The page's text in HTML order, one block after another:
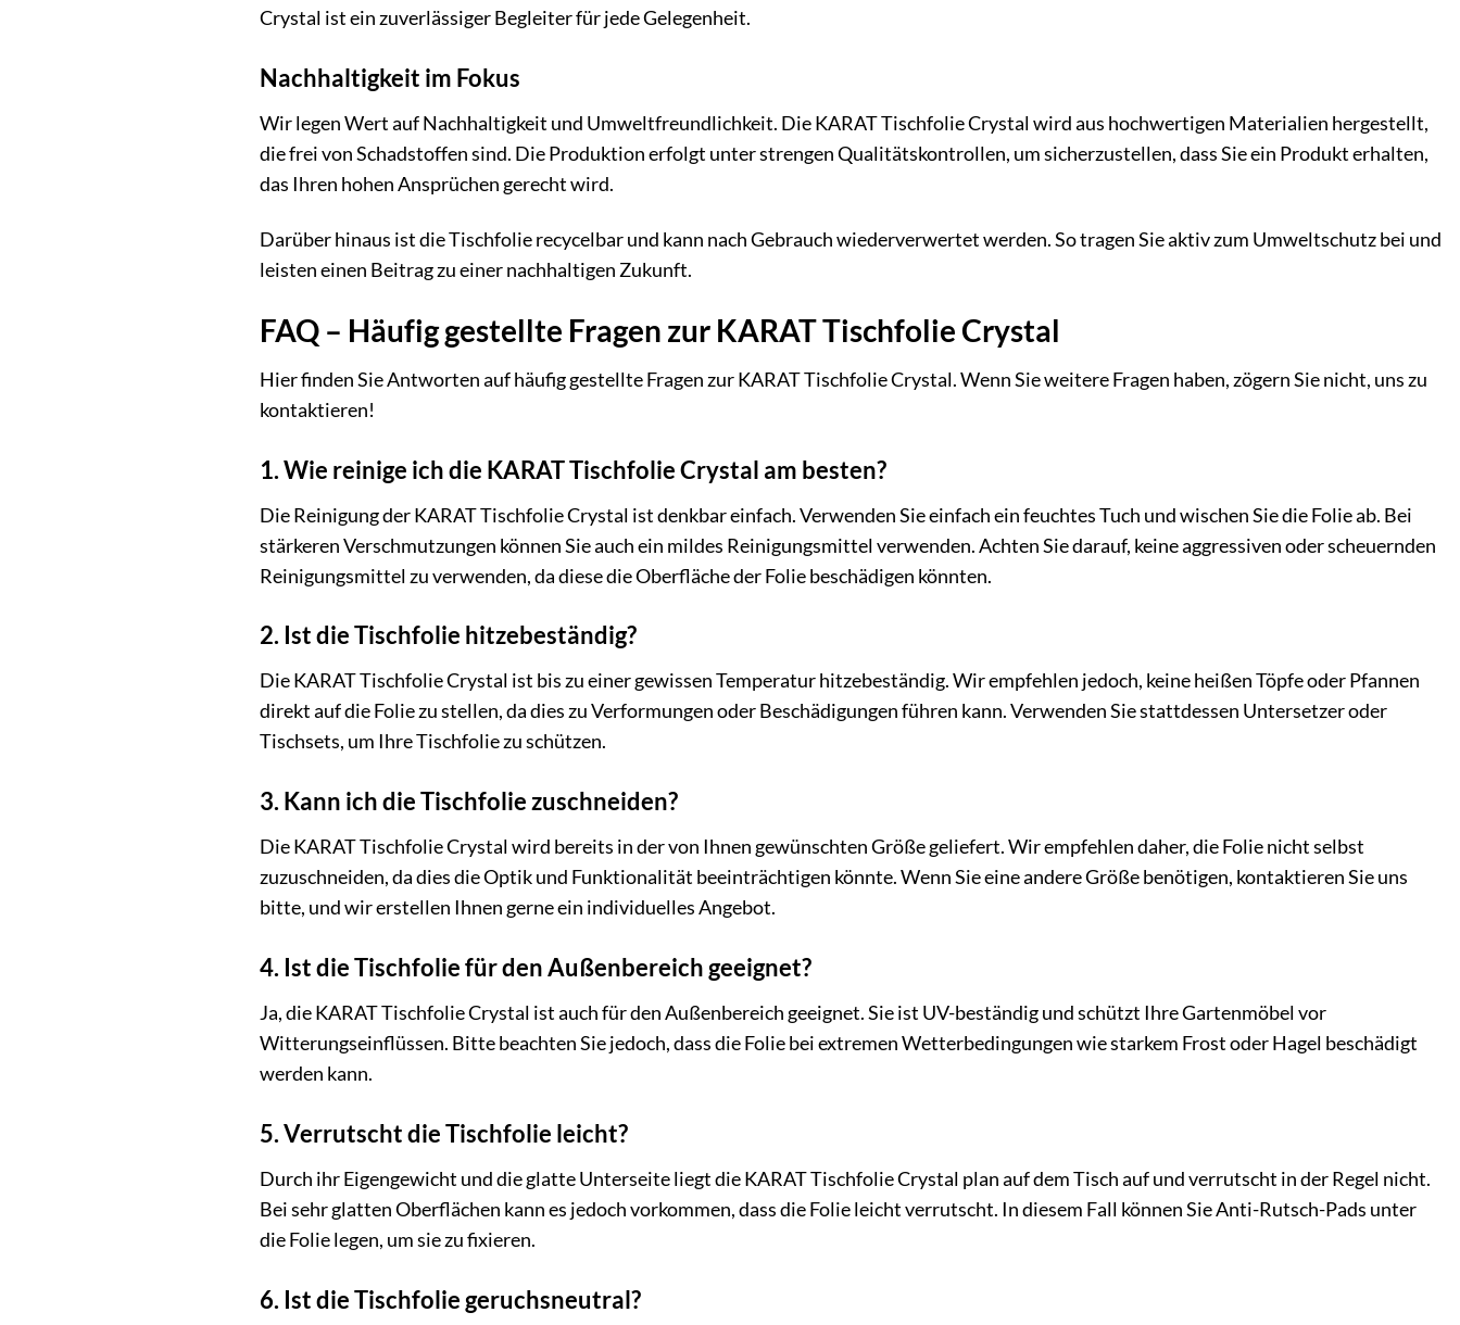
Crystal ist ein zuverlässiger Begleiter für jede Gelegenheit.
Nachhaltigkeit im Fokus
Wir legen Wert auf Nachhaltigkeit und Umweltfreundlichkeit. Die KARAT Tischfolie Crystal wird aus hochwertigen Materialien hergestellt,
die frei von Schadstoffen sind. Die Produktion erfolgt unter strengen Qualitätskontrollen, um sicherzustellen, dass Sie ein Produkt erhalten,
das Ihren hohen Ansprüchen gerecht wird.
Darüber hinaus ist die Tischfolie recycelbar und kann nach Gebrauch wiederverwertet werden. So tragen Sie aktiv zum Umweltschutz bei und
leisten einen Beitrag zu einer nachhaltigen Zukunft.
FAQ – Häufig gestellte Fragen zur KARAT Tischfolie Crystal
Hier finden Sie Antworten auf häufig gestellte Fragen zur KARAT Tischfolie Crystal. Wenn Sie weitere Fragen haben, zögern Sie nicht, uns zu
kontaktieren!
1. Wie reinige ich die KARAT Tischfolie Crystal am besten?
Die Reinigung der KARAT Tischfolie Crystal ist denkbar einfach. Verwenden Sie einfach ein feuchtes Tuch und wischen Sie die Folie ab. Bei
stärkeren Verschmutzungen können Sie auch ein mildes Reinigungsmittel verwenden. Achten Sie darauf, keine aggressiven oder scheuernden
Reinigungsmittel zu verwenden, da diese die Oberfläche der Folie beschädigen könnten.
2. Ist die Tischfolie hitzebeständig?
Die KARAT Tischfolie Crystal ist bis zu einer gewissen Temperatur hitzebeständig. Wir empfehlen jedoch, keine heißen Töpfe oder Pfannen
direkt auf die Folie zu stellen, da dies zu Verformungen oder Beschädigungen führen kann. Verwenden Sie stattdessen Untersetzer oder
Tischsets, um Ihre Tischfolie zu schützen.
3. Kann ich die Tischfolie zuschneiden?
Die KARAT Tischfolie Crystal wird bereits in der von Ihnen gewünschten Größe geliefert. Wir empfehlen daher, die Folie nicht selbst
zuzuschneiden, da dies die Optik und Funktionalität beeinträchtigen könnte. Wenn Sie eine andere Größe benötigen, kontaktieren Sie uns
bitte, und wir erstellen Ihnen gerne ein individuelles Angebot.
4. Ist die Tischfolie für den Außenbereich geeignet?
Ja, die KARAT Tischfolie Crystal ist auch für den Außenbereich geeignet. Sie ist UV-beständig und schützt Ihre Gartenmöbel vor
Witterungseinflüssen. Bitte beachten Sie jedoch, dass die Folie bei extremen Wetterbedingungen wie starkem Frost oder Hagel beschädigt
werden kann.
5. Verrutscht die Tischfolie leicht?
Durch ihr Eigengewicht und die glatte Unterseite liegt die KARAT Tischfolie Crystal plan auf dem Tisch auf und verrutscht in der Regel nicht.
Bei sehr glatten Oberflächen kann es jedoch vorkommen, dass die Folie leicht verrutscht. In diesem Fall können Sie Anti-Rutsch-Pads unter
die Folie legen, um sie zu fixieren.
6. Ist die Tischfolie geruchsneutral?